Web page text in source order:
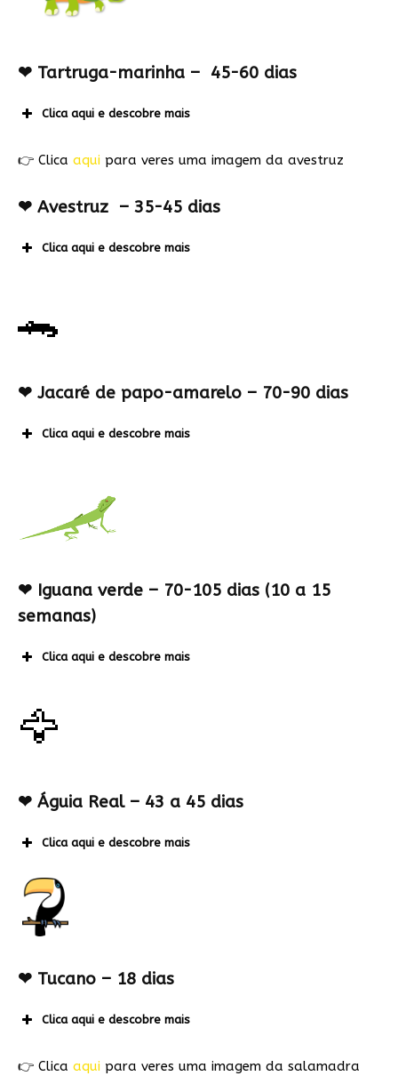
❤ Tartruga-marinha – 45-60 dias
Clica aqui e descobre mais
👉 Clica aqui para veres uma imagem da avestruz
❤ Avestruz – 35-45 dias
Clica aqui e descobre mais
🐊
❤ Jacaré de papo-amarelo – 70-90 dias
Clica aqui e descobre mais
❤ Iguana verde – 70-105 dias (10 a 15
semanas)
Clica aqui e descobre mais
🦅
❤ Águia Real – 43 a 45 dias
Clica aqui e descobre mais
❤ Tucano – 18 dias
Clica aqui e descobre mais
👉 Clica aqui para veres uma imagem da salamadra